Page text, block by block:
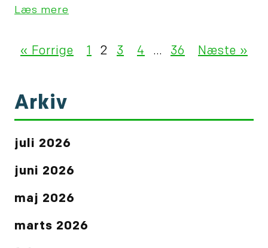
Læs mere
« Forrige 1 2 3 4 … 36 Næste »
Arkiv
juli 2026
juni 2026
maj 2026
marts 2026